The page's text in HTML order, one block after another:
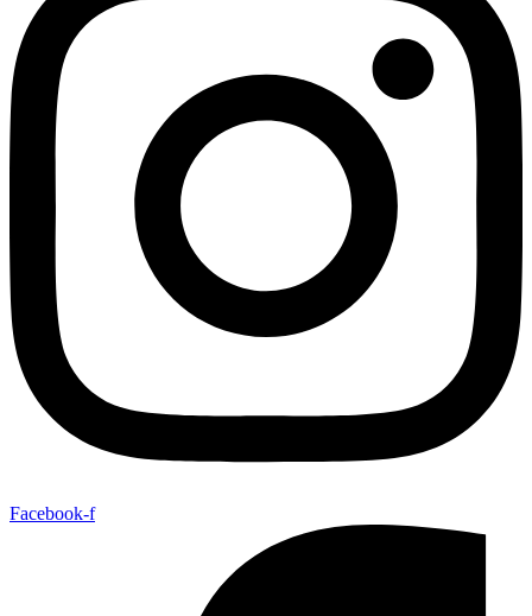
Facebook-f